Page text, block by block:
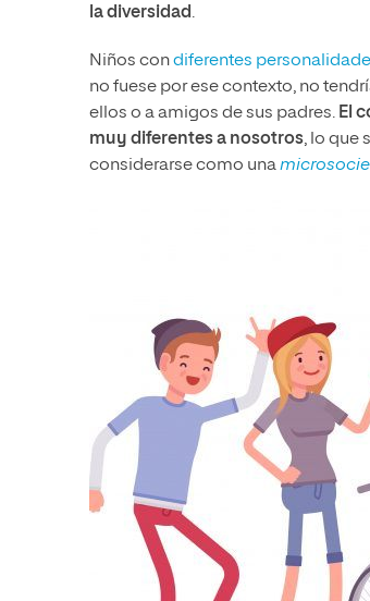
la diversidad.
Niños condiferentes
no fuese por ese contexto, no
ellos o a amigos de sus padres. El
muy diferentes a nosotros, lo que
considerarse como una